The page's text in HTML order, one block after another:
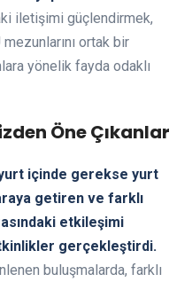
iletişimi güçlendirmek,
ortak bir
yönelik fayda odaklı
Öne Çıkanlar
yurt içinde gerekse yurt
getiren ve farklı
etkileşimi
gerçekleştirdi.
buluşmalarda, farklı